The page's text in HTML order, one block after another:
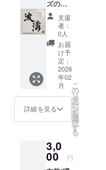
ズの色
紙に任
意の文
字(2文
字まで)
をお書
きしま
す！ 画
像は昨
年度単
独公演
のサン
プルで
す。 ※
に希望
の文字
をお書
支援
者：
0人
お届
け予
定：
2026
年02
月
詳細を見る
こ
の
リ
タ
ー
ン
を
選
択
す
る
3,0
00 円